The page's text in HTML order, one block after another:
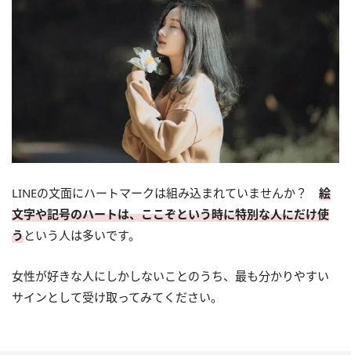
LINEの文面にハートマークは組み込まれていませんか？ 絵
文字や記号のハートは、ここぞという時に特別な人にだけ使
うという人は多いです。
女性が好きな人にしかしないことのうち、最も分かりやすい
サインとして受け取ってみてください。